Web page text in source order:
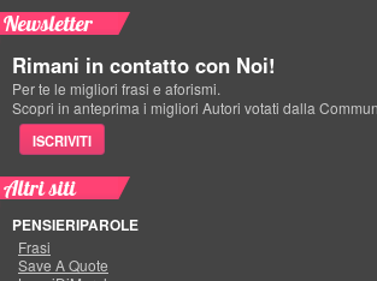
Newsletter
Rimani in contatto con Noi!
Per te le migliori frasi e aforismi.
Scopri in anteprima i migliori Autori votati dalla
ISCRIVITI
Altri siti
PENSIERIPAROLE
Frasi
Save A Quote